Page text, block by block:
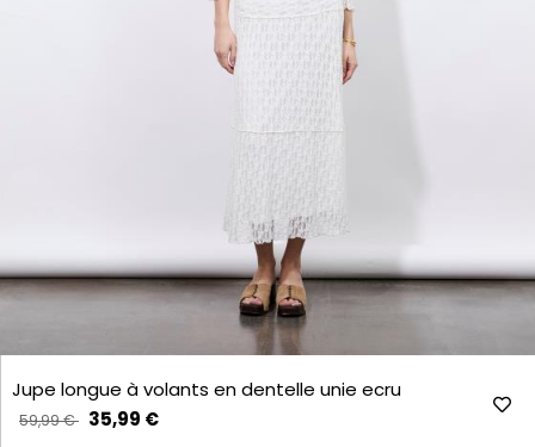
Jupe longue à volants en dentelle unie ecru
59,99 € 35,99 €